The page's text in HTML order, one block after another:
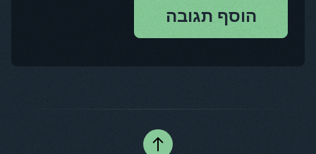
הוסף תגובה